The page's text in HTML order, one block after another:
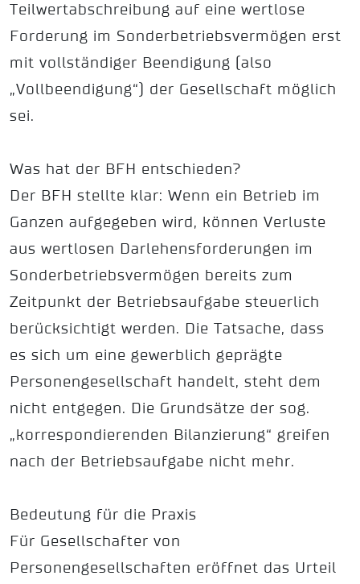
Teilwertabschreibung auf eine wertlose
Forderung im Sonderbetriebsvermögen erst
mit vollständiger Beendigung (also
„Vollbeendigung“) der Gesellschaft möglich
sei.
Was hat der BFH entschieden?
Der BFH stellte klar: Wenn ein Betrieb im
Ganzen aufgegeben wird, können Verluste
aus wertlosen Darlehensforderungen im
Sonderbetriebsvermögen bereits zum
Zeitpunkt der Betriebsaufgabe steuerlich
berücksichtigt werden. Die Tatsache, dass
es sich um eine gewerblich geprägte
Personengesellschaft handelt, steht dem
nicht entgegen. Die Grundsätze der sog.
„korrespondierenden Bilanzierung“ greifen
nach der Betriebsaufgabe nicht mehr.
Bedeutung für die Praxis
Für Gesellschafter von
Personengesellschaften eröffnet das Urteil